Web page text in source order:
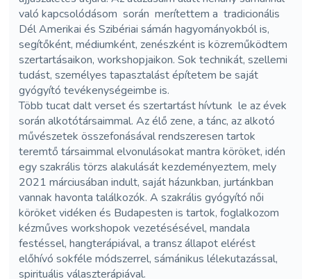
való kapcsolódásom során merítettem a tradicionális
Dél Amerikai és Szibériai sámán hagyományokból is,
segítőként, médiumként, zenészként is közreműködtem
szertartásaikon, workshopjaikon. Sok technikát, szellemi
tudást, személyes tapasztalást építetem be saját
gyógyító tevékenységeimbe is.
Több tucat dalt verset és szertartást hívtunk le az évek
során alkotótársaimmal. Az élő zene, a tánc, az alkotó
művészetek összefonásával rendszeresen tartok
teremtő társaimmal elvonulásokat mantra köröket, idén
egy szakrális törzs alakulását kezdeményeztem, mely
2021 márciusában indult, saját házunkban, jurtánkban
vannak havonta találkozók. A szakrális gyógyító női
köröket vidéken és Budapesten is tartok, foglalkozom
kézműves workshopok vezetésésével, mandala
festéssel, hangterápiával, a transz állapot elérést
előhívó sokféle módszerrel, sámánikus lélekutazással,
spirituális választerápiával.